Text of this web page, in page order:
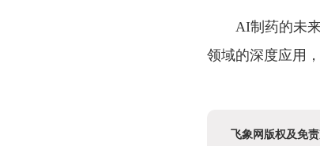
AI制药的未
领域的深度应用
飞象网版权及免